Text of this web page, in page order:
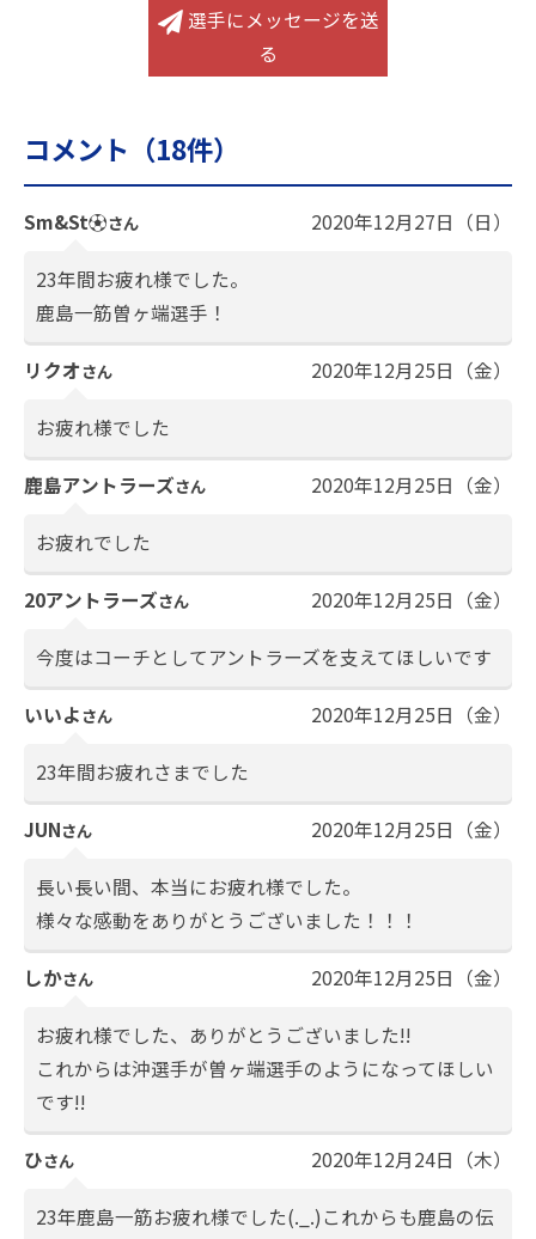
選手にメッセージを送
る
コメント（18件）
Sm&St⚽さん 2020年12月27日（日）
23年間お疲れ様でした。
鹿島一筋曽ヶ端選手！
リクオさん 2020年12月25日（金）
お疲れ様でした
鹿島アントラーズさん 2020年12月25日（金）
お疲れでした
20アントラーズさん 2020年12月25日（金）
今度はコーチとしてアントラーズを支えてほしいです
いいよ さん 2020年12月25日（金）
23年間お疲れさまでした
JUNさん 2020年12月25日（金）
長い長い間、本当にお疲れ様でした。
様々な感動をありがとうございました！！！
しかさん 2020年12月25日（金）
お疲れ様でした、ありがとうございました!!
これからは沖選手が曽ヶ端選手のようになってほしい
です!!
ひさん 2020年12月24日（木）
23年鹿島一筋お疲れ様でした(._.)これからも鹿島の伝